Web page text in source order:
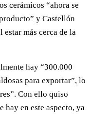
cerámicos “ahora se
y Castellón
estar más cerca de la
hay “300.000
para exportar”, lo
Con ello quiso
hay en este aspecto, ya